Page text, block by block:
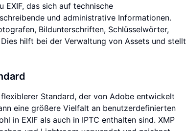
EXIF, das sich auf technische
und administrative Informationen.
Bildunterschriften, Schlüsselwörter,
hilft bei der Verwaltung von Assets und stellt
Standard, der von Adobe entwickelt
eine größere Vielfalt an benutzerdefinierten
in EXIF als auch in IPTC enthalten sind. XMP